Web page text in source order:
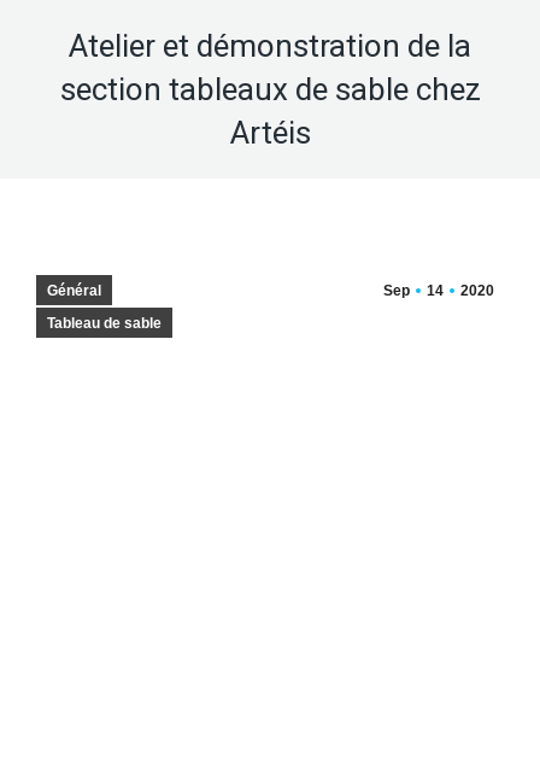
Atelier et démonstration de la
section tableaux de sable chez
Artéis
Sep 14 2020
Général
Tableau de sable